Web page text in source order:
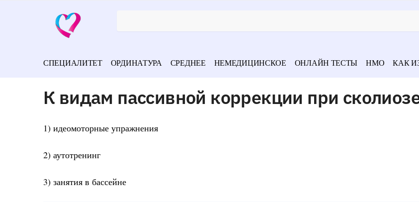
СПЕЦИАЛИТЕТ ОРДИНАТУРА СРЕДНЕЕ НЕМЕДИЦИНСКОЕ ОНЛАЙН ТЕСТЫ НМО КАК
К видам пассивной коррекции при
1) идеомоторные упражнения
2) аутотренинг
3) занятия в бассейне